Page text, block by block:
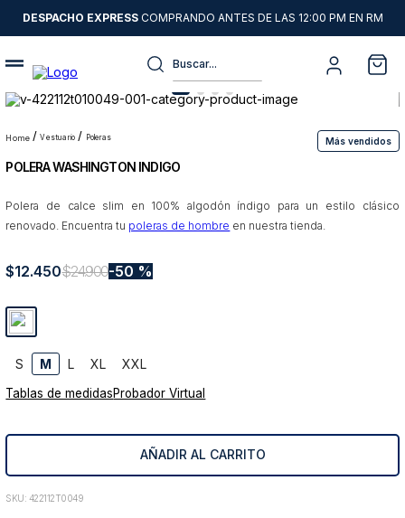
DESPACHO EXPRESSCOMPRANDO ANTES DE LAS 12:00 PM EN RM
Buscar...
vestuario poleras Más vendidos
POLERA WASHINGTON INDIGO
Polera de calce slim en 100% algodón índigo para un estilo clásico
renovado. Encuentra tu poleras de hombre en nuestra tienda.
$12.450$24.900 50 %
S M L XL XXL
Tablas de medidasProbador Virtual
AÑADIR AL CARRITO
: 422112T0049
1.
sweater
2.
camisas
3.
chaquetas
5.
jeans
7.
8
chaqueta
9.
poleron